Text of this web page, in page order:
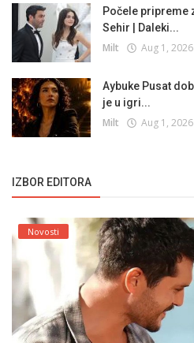
Počele pripreme
Sehir | Daleki...
Milt Aug 1, 2026
Aybuke Pusat
je u igri...
Milt Aug 1, 2026
IZBOR EDITORA
Novosti